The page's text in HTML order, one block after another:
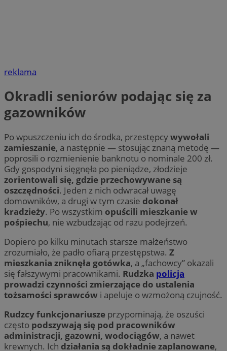
reklama
Okradli seniorów podając się za
gazowników
Po wpuszczeniu ich do środka, przestępcywywołali
zamieszanie, a następnie — stosując znaną metodę —
poprosili o rozmienienie banknotu o nominale 200 zł.
Gdy gospodyni sięgnęła po pieniądze, złodzieje
zorientowali się, gdzie przechowywane są
oszczędności. Jeden z nich odwracał uwagę
domowników, a drugi w tym czasie dokonał
kradzieży. Po wszystkim opuścili mieszkanie w
pośpiechu, nie wzbudzając od razu podejrzeń.
Dopiero po kilku minutach starsze małżeństwo
zrozumiało, że padło ofiarą przestępstwa. Z
mieszkania zniknęła gotówka, a „fachowcy” okazali
się fałszywymi pracownikami. Rudzka policja
prowadzi czynności zmierzające do ustalenia
tożsamości sprawców i apeluje o wzmożoną czujność.
Rudzcy funkcjonariusze przypominają, że oszuści
często podszywają się pod pracowników
administracji, gazowni, wodociągów, a nawet
krewnych. Ich działania są dokładnie zaplanowane,